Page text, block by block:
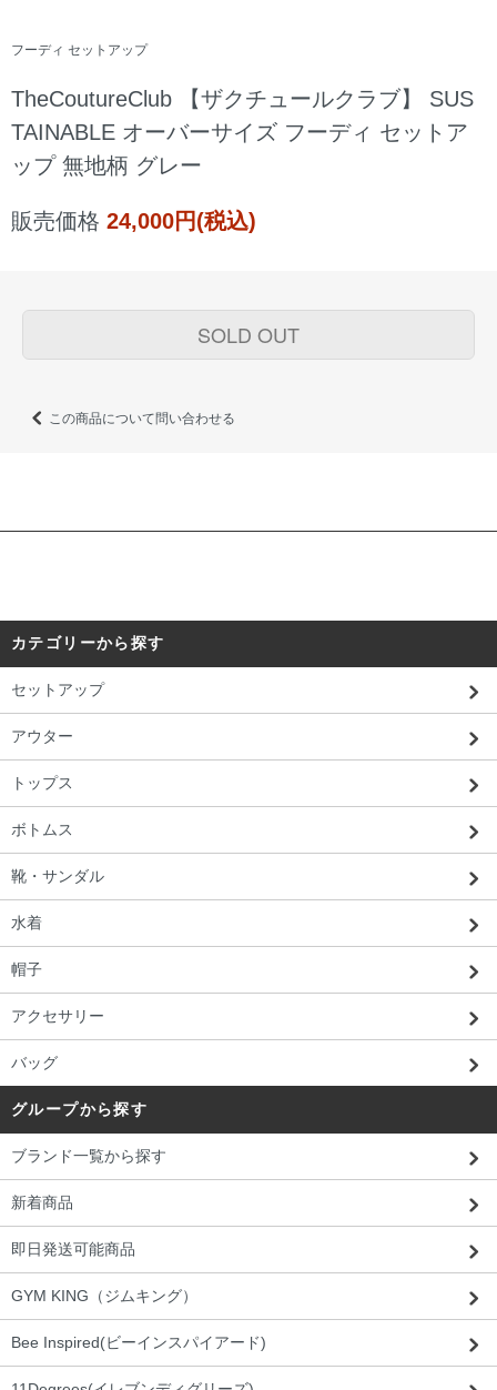
フーディ セットアップ
TheCoutureClub 【ザクチュールクラブ】 SUS
TAINABLE オーバーサイズ フーディ セットア
ップ 無地柄 グレー
販売価格 24,000円(税込)
SOLD OUT
この商品について問い合わせる
カテゴリーから探す
セットアップ
アウター
トップス
ボトムス
靴・サンダル
水着
帽子
アクセサリー
バッグ
グループから探す
ブランド一覧から探す
新着商品
即日発送可能商品
GYM KING（ジムキング）
Bee Inspired(ビーインスパイアード)